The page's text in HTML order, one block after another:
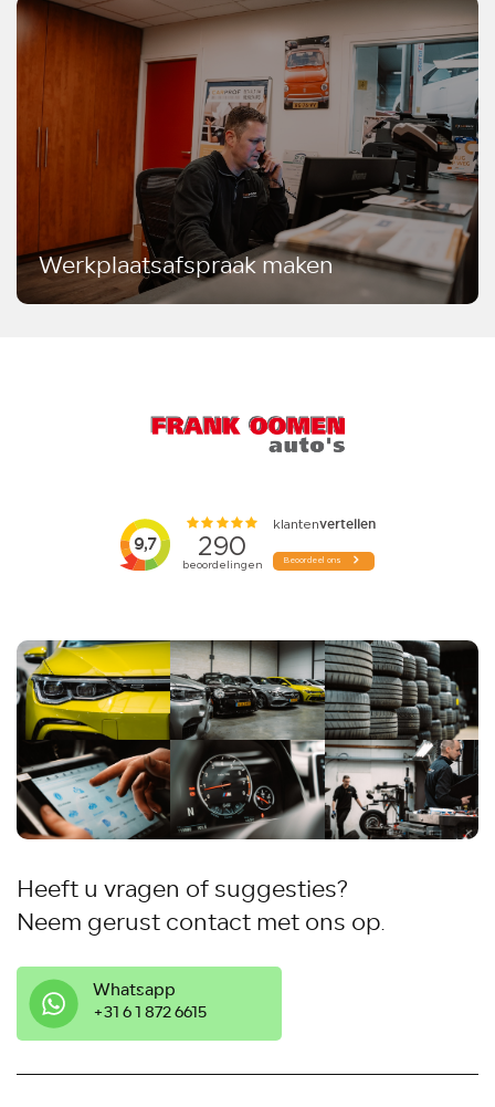
Werkplaatsafspraak maken
Heeft u vragen of suggesties?
Neem gerust contact met ons op.
Whatsapp
‭+31 6 1 872 6615